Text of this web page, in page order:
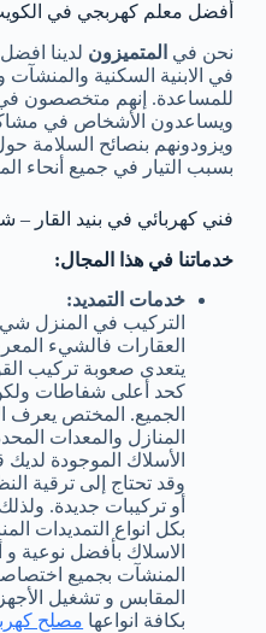
أفضل معلم كهربجي في
نحن في المتميزون لدينا
في الابنية السكنية
للمساعدة. إنهم متخصصون في
ويساعدون الأشخاص في
ويزودونهم بنصائح السلامة
بسبب التيار في جميع أنحاء
فني كهربائي في بنيد القار
خدماتنا في هذا المجال:
خدمات التمديد:
التركيب في المنزل
العقارات فالشيء
يتعدى صعوبة تركيب
كحد أعلى شفاطات ولكن
الجميع. المختص يعرف
المنازل والمعدات
الأسلاك الموجودة لديك
وقد تحتاج إلى ترقية
أو تركيبات جديدة.
بكل انواع التمديدات
الاسلاك بأفضل نوعية و
المنشآت بجميع
المقابس و تشغيل
بكافة انواعها مصلح